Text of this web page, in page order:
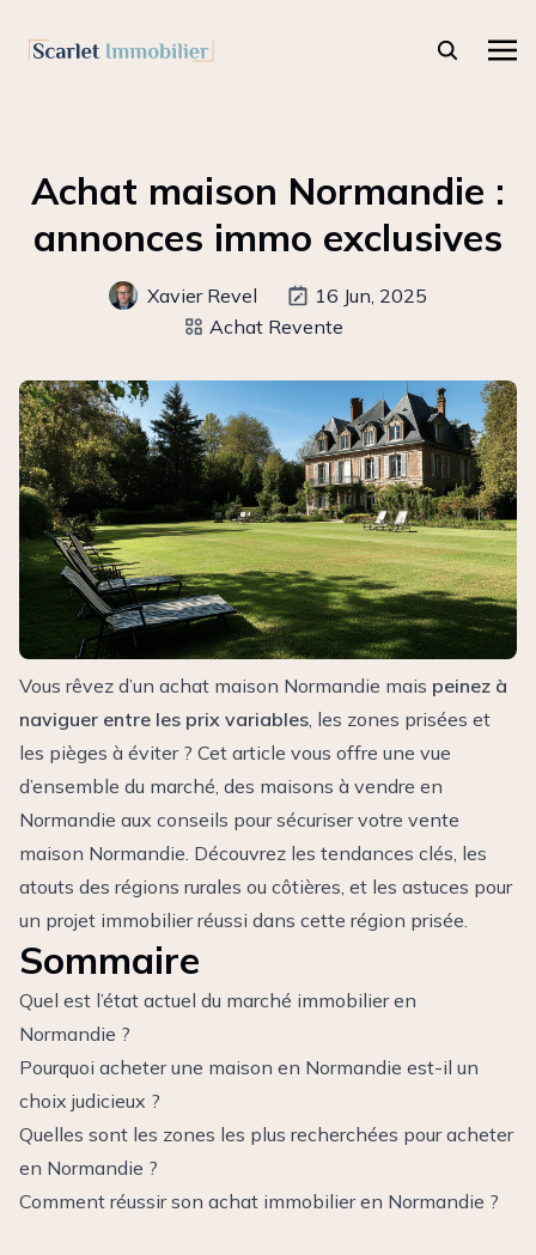
Achat maison Normandie :
annonces immo exclusives
Xavier Revel
16 Jun, 2025
Achat Revente
Vous rêvez d’un achat maison Normandie mais peinez à
naviguer entre les prix variables, les zones prisées et
les pièges à éviter ? Cet article vous offre une vue
d’ensemble du marché, des maisons à vendre en
Normandie aux conseils pour sécuriser votre vente
maison Normandie. Découvrez les tendances clés, les
atouts des régions rurales ou côtières, et les astuces pour
un projet immobilier réussi dans cette région prisée.
Sommaire
Quel est l’état actuel du marché immobilier en
Normandie ?
Pourquoi acheter une maison en Normandie est-il un
choix judicieux ?
Quelles sont les zones les plus recherchées pour acheter
en Normandie ?
Comment réussir son achat immobilier en Normandie ?